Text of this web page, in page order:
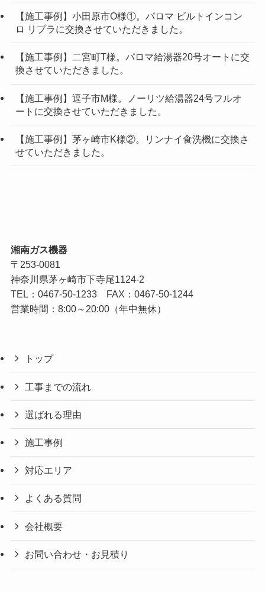
【施工事例】小田原市O様①。パロマ ビルトインコン
ロ リプラに交換させていただきました。
【施工事例】二宮町T様。パロマ給湯器20号オートに交
換させていただきました。
【施工事例】逗子市M様。ノーリツ給湯器24号フルオ
ートに交換させていただきました。
【施工事例】茅ヶ崎市K様②。リンナイ食洗機に交換さ
せていただきました。
湘南ガス機器
〒253-0081
神奈川県茅ヶ崎市下寺尾1124-2
TEL： 0467-50-1233FAX：0467-50-1244
営業時間：8:00～20:00（年中無休）
トップ
工事までの流れ
選ばれる理由
施工事例
対応エリア
よくある質問
会社概要
お問い合わせ・お見積り